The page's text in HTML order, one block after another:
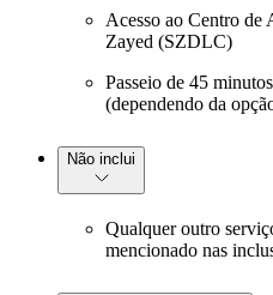
Acesso ao Centro de
Zayed (SZDLC)
Passeio de 45
(dependendo da
Não inclui
Qualquer outro
mencionado nas